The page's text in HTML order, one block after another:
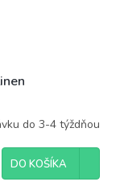
do 3-4 týždňou
DO KOŠÍKA